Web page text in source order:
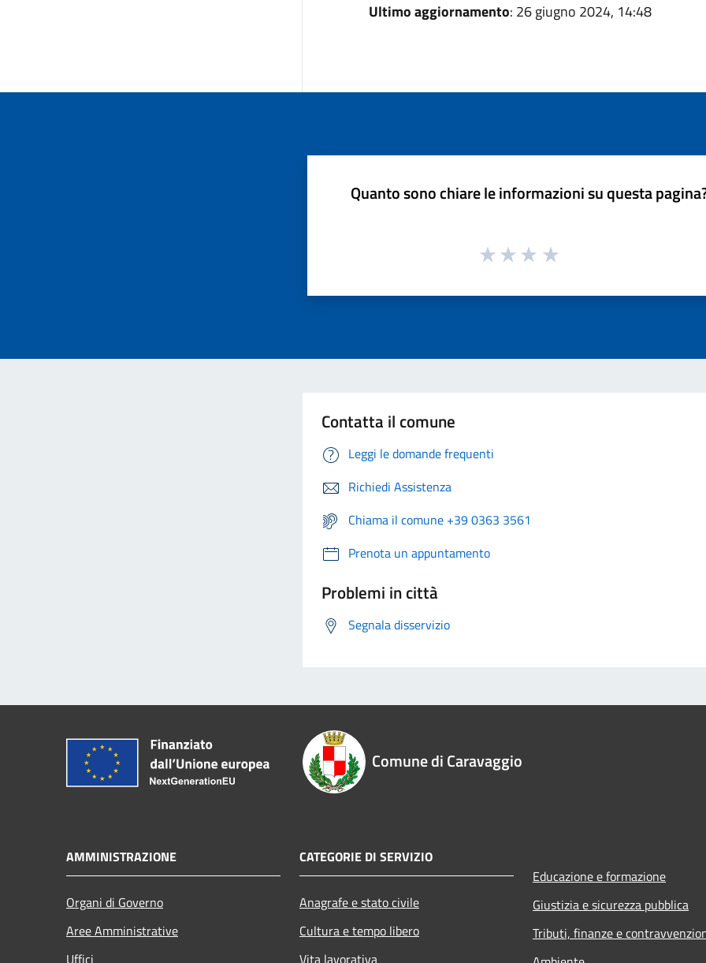
Ultimo aggiornamento: 26 giugno 2024, 14:48
Quanto sono chiare le informazioni su questa
Contatta il comune
Leggi le domande frequenti
Richiedi Assistenza
Chiama il comune +39 0363 3561
Prenota un appuntamento
Problemi in città
Segnala disservizio
Comune di Caravaggio
AMMINISTRAZIONE
Organi di Governo
Aree Amministrative
Uffici
CATEGORIE DI SERVIZIO
Anagrafe e stato civile
Cultura e tempo libero
Vita lavorativa
Educazione e formazione
Giustizia e sicurezza pubblica
Tributi, finanze e